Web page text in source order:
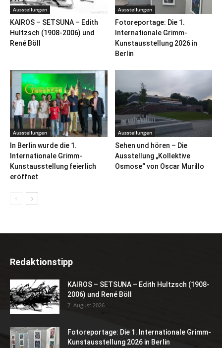
Ausstellungen
KAIROS – SETSUNA – Edith
Hultzsch (1908-2006) und
René Böll
Ausstellungen
Fotoreportage: Die 1.
Internationale Grimm-
Kunstausstellung 2026 in
Berlin
Ausstellungen
In Berlin wurde die 1.
Internationale Grimm-
Kunstausstellung feierlich
eröffnet
Ausstellungen
Sehen und hören – Die
Ausstellung „Kollektive
Osmose“ von Oscar Murillo
Redaktionstipp
KAIROS – SETSUNA – Edith Hultzsch (1908-
2006) und René Böll
7. August 2026
Fotoreportage: Die 1. Internationale Grimm-
Kunstausstellung 2026 in Berlin